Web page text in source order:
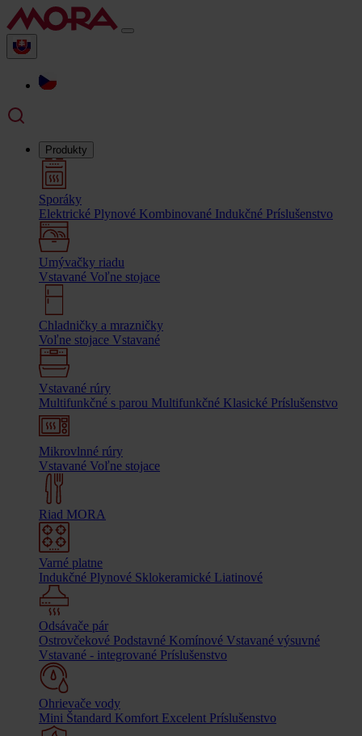
Produkty
Sporáky
Elektrické Plynové Kombinované Indukčné Príslušenstvo
Umývačky riadu
Vstavané Voľne stojace
Chladničky a mrazničky
Voľne stojace Vstavané
Vstavané rúry
Multifunkčné s parou Multifunkčné Klasické Príslušenstvo
Mikrovlnné rúry
Vstavané Voľne stojace
Riad MORA
Varné platne
Indukčné Plynové Sklokeramické Liatinové
Odsávače pár
Ostrovčekové Podstavné Komínové Vstavané výsuvné
Vstavané - integrované Príslušenstvo
Ohrievače vody
Mini Štandard Komfort Excelent Príslušenstvo